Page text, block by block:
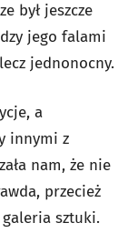
był jeszcze
jego falami
jednonocny.
a
innymi z
nam, że nie
przecież
sztuki.